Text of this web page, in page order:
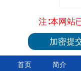
注∶本网站
首页 简介